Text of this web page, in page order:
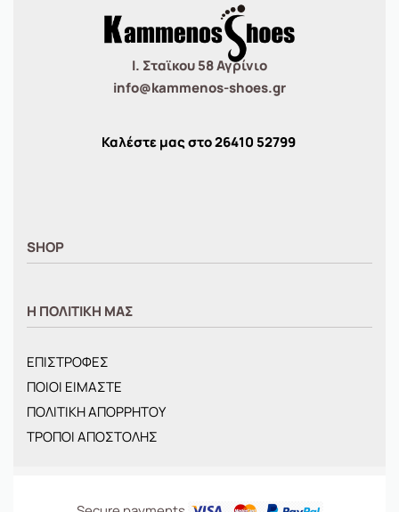
Ι. Σταϊκου 58 Αγρίνιο
info@kammenos-shoes.gr
Καλέστε μας στο26410 52799
SHOP
ΓΥΝΑΙΚΕΙΑ
BRANDS
ΝΕΕΣ ΑΦΙΞΕΙΣ
OFFERS
ΤΣΑΝΤΕΣ
Η ΠΟΛΙΤΙΚΗ ΜΑΣ
ΕΠΙΣΤΡΟΦΕΣ
ΠΟΙΟΙ ΕΙΜΑΣΤΕ
ΠΟΛΙΤΙΚΗ ΑΠΟΡΡΗΤΟΥ
ΤΡΟΠΟΙ ΑΠΟΣΤΟΛΗΣ